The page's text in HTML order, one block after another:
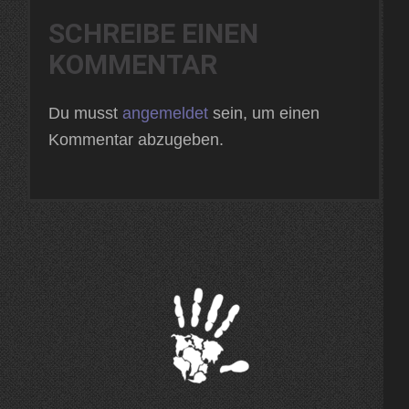
SCHREIBE EINEN
KOMMENTAR
Du musst angemeldet sein, um einen
Kommentar abzugeben.